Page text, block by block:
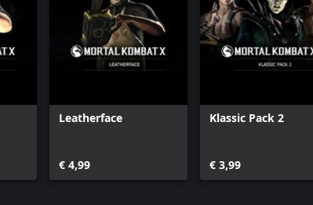
Leatherface
€ 4,99
Klassic Pack 2
€ 3,99